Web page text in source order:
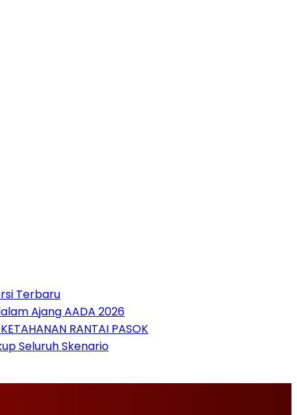
Terbaru
Ajang AADA 2026
RANTAI PASOK
Seluruh Skenario